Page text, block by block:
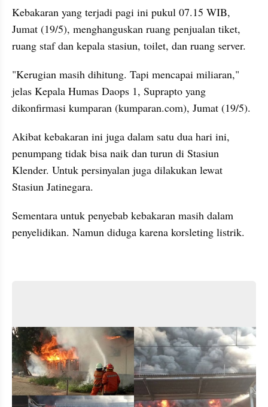
Kebakaran yang terjadi pagi ini pukul 07.15 WIB,
Jumat (19/5), menghanguskan ruang penjualan tiket,
ruang staf dan kepala stasiun, toilet, dan ruang server.
"Kerugian masih dihitung. Tapi mencapai miliaran,"
jelas Kepala Humas Daops 1, Suprapto yang
dikonfirmasi kumparan (kumparan.com), Jumat (19/5).
Akibat kebakaran ini juga dalam satu dua hari ini,
penumpang tidak bisa naik dan turun di Stasiun
Klender. Untuk persinyalan juga dilakukan lewat
Stasiun Jatinegara.
Sementara untuk penyebab kebakaran masih dalam
penyelidikan. Namun diduga karena korsleting listrik.